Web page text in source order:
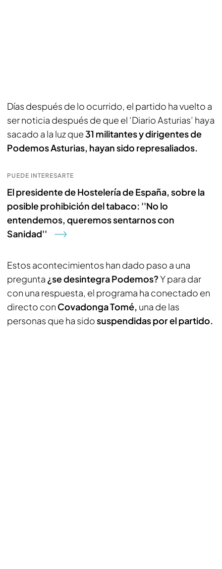
Días después de lo ocurrido, el partido ha vuelto a
ser noticia después de que el ‘Diario Asturias’ haya
sacado a la luz que31 militantes y dirigentes de
Podemos Asturias, hayan sido represaliados.
PUEDE INTERESARTE
El presidente de Hostelería de España, sobre la
posible prohibición del tabaco: ''No lo
entendemos, queremos sentarnos con
Sanidad''
Estos acontecimientos han dado paso a una
pregunta ¿se desintegra Podemos?Y para dar
con una respuesta, el programa ha conectado en
directo con Covadonga Tomé, una de las
personas que ha sidosuspendidas por el partido.